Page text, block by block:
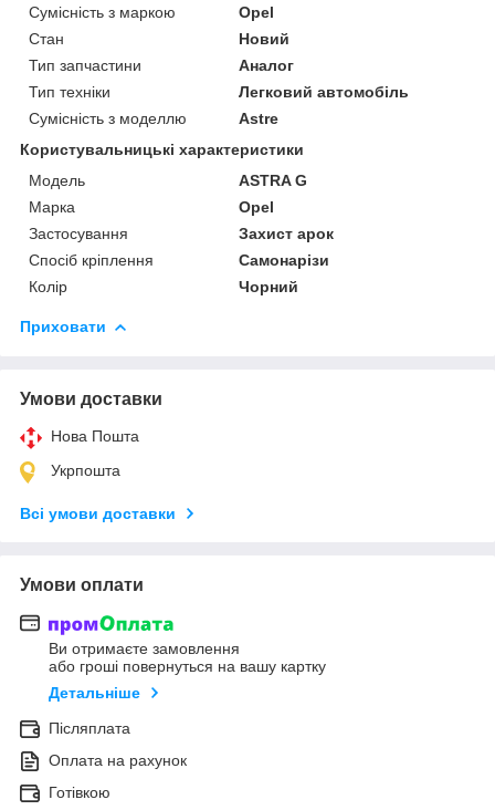
Сумісність з маркою
Opel
Стан
Новий
Тип запчастини
Аналог
Тип техніки
Легковий автомобіль
Сумісність з моделлю
Astre
Користувальницькі характеристики
Мoдель
ASTRA G
Марка
Opel
Застосування
Захист арок
Спосіб кріплення
Самонарізи
Колір
Чорний
Приховати
Умови доставки
Нова Пошта
Укрпошта
Всі умови доставки
Умови оплати
Ви отримаєте замовлення
або гроші повернуться на вашу картку
Детальніше
Післяплата
Оплата на рахунок
Готівкою